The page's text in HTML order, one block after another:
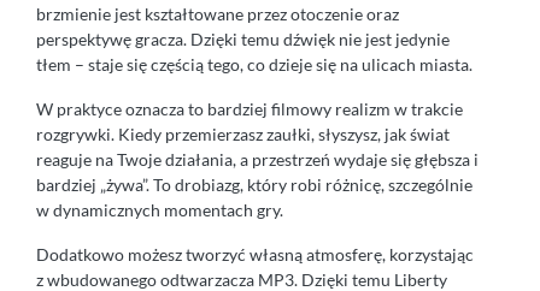
brzmienie jest kształtowane przez otoczenie oraz
perspektywę gracza. Dzięki temu dźwięk nie jest jedynie
tłem – staje się częścią tego, co dzieje się na ulicach miasta.
W praktyce oznacza to bardziej filmowy realizm w trakcie
rozgrywki. Kiedy przemierzasz zaułki, słyszysz, jak świat
reaguje na Twoje działania, a przestrzeń wydaje się głębsza i
bardziej „żywa”. To drobiazg, który robi różnicę, szczególnie
w dynamicznych momentach gry.
Dodatkowo możesz tworzyć własną atmosferę, korzystając
z wbudowanego odtwarzacza MP3. Dzięki temu Liberty